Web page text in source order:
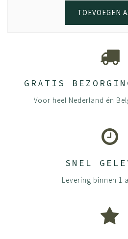
TOEVOEGEN
GRATIS
Voor heel Nederland én
SNEL
Levering binnen 1